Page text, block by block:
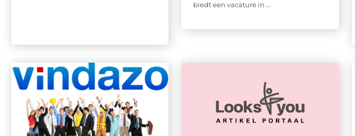
biedt een vacature in ...